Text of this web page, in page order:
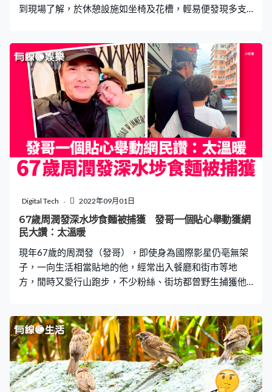
到現場了解，於休憩設施如坐椅及花槽，輕易便發現多支
位於深水埗醫局街的美沙酮診所與南昌邨一街之隔，導致
癮君子問題困擾南昌邨街坊多時。有街坊表示：「冇得
驚，習慣咗啦！」攝製隊輕易便可從邨內的花槽發現懷疑
用過針筒，有街坊表示，經常見到疑是癮君子的人在注射
藥物，「真係瞓喺度打」。另有街坊就表示，由於經常有
吸毒人士出沒，因此不會讓小朋友在公園流連，「拉住佢
走，唔俾佢喺度玩」。 清潔女工稱曾被刺傷 《一線搜查》
攝製隊採訪其間，便發現疑似吸毒者在公園內，她表示自
己在「玩梘液」，否認吸毒，隨後又稱「我冇害人，我自
清潔工人則因工作需要「冇得揀」。有清潔女工表示，針
筒數量每日最多可達40至50支，更有女工表示曾被針筒刺
傷，有人說：「驚得幾多，都冇辦法，要搵食。」 醫生：
樣，開針記得要收返！」家庭醫生
Digital Tech 2022年09月01日
67歲周潤發深水埗食麵被捕獲 發哥一個貼心舉動獲網
民大讚：太溫暖
現年67歲的周潤發（發哥），即使身為國際影星仍亳無架
子，一向生活相當貼地的他，經常出入餐廳和街市等地
方，閒時又愛行山跑步，不少粉絲、街坊都曾野生捕獲他
該名網民在社交平台分別上載了兩張合照，寫道：「好幸
福……等一個男人……十年」。從相中可見，發哥在麵店親
自揸機，與該網民自拍，她的頭更貼在發哥的肩膊上。另
一張則是發哥與一名粉絲在街上合照的背影，該粉絲貼近
發哥，並摟住發哥的腰，而發哥亦輕搭著對方的手臂，既